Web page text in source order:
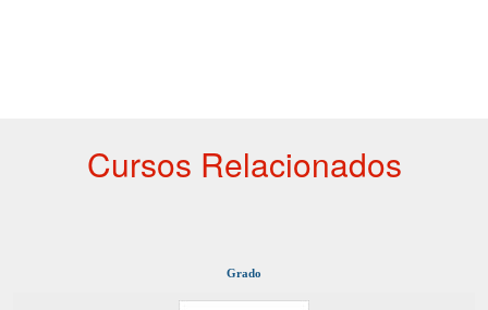
Cursos Relacionados
Grado